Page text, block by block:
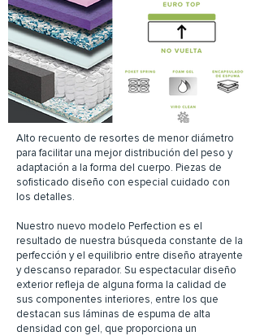
Alto recuento de resortes de menor diámetro
para facilitar una mejor distribución del peso y
adaptación a la forma del cuerpo. Piezas de
sofisticado diseño con especial cuidado con
los detalles.
Nuestro nuevo modelo Perfection es el
resultado de nuestra búsqueda constante de la
perfección y el equilibrio entre diseño atrayente
y descanso reparador. Su espectacular diseño
exterior refleja de alguna forma la calidad de
sus componentes interiores, entre los que
destacan sus láminas de espuma de alta
densidad con gel, que proporciona un